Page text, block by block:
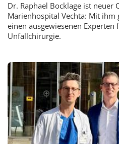
Dr. Raphael Bocklage ist neuer
Marienhospital Vechta: Mit ihm
einen ausgewiesenen
Unfallchirurgie.